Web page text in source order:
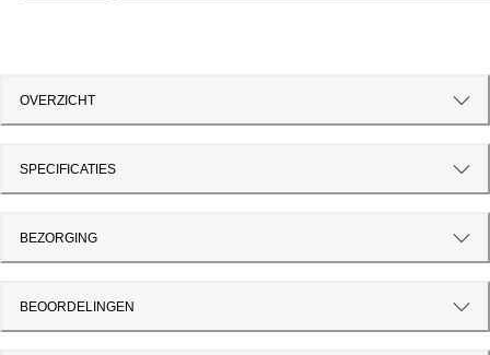
OVERZICHT
SPECIFICATIES
BEZORGING
BEOORDELINGEN